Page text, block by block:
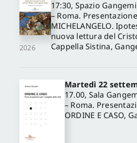
2026
17:30, Spazio
– Roma.
MICHELANGELO.
nuova lettura del
Cappella Sistina,
Martedì 22
17.00, Sala
– Roma.
ORDINE E CASO,